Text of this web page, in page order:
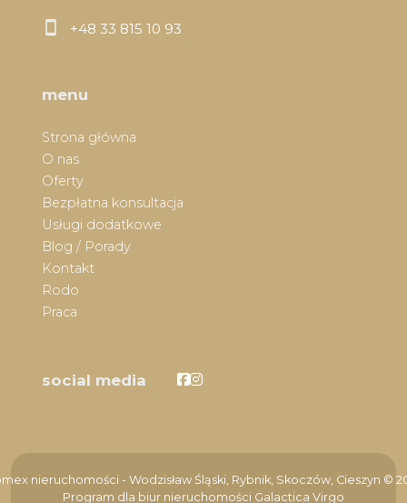
+48 33 815 10 93
menu
Strona główna
O nas
Oferty
Bezpłatna konsultacja
Usługi dodatkowe
Blog / Porady
Kontakt
Rodo
Praca
social media Facebook
Facebook
nieruchomości - Wodzisław Śląski, Rybnik, Skoczów, Cieszyn ©
Program dla biur nieruchomości Galactica Virgo